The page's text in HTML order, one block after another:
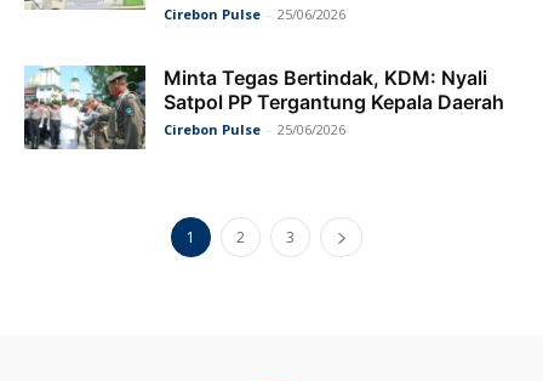
Cirebon Pulse - 25/06/2026
Minta Tegas Bertindak, KDM: Nyali
Satpol PP Tergantung Kepala Daerah
Cirebon Pulse - 25/06/2026
1 2 3